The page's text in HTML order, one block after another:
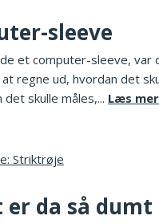
sleeve
et computer-sleeve, var
regne ud, hvordan det
skulle måles,... Læs
er da så dumt